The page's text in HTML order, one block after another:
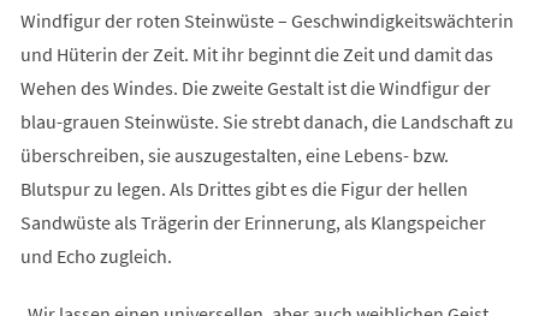
Windfigur der roten Steinwüste – Geschwindigkeitswächterin
und Hüterin der Zeit. Mit ihr beginnt die Zeit und damit das
Wehen des Windes. Die zweite Gestalt ist die Windfigur der
blau-grauen Steinwüste. Sie strebt danach, die Landschaft zu
überschreiben, sie auszugestalten, eine Lebens- bzw.
Blutspur zu legen. Als Drittes gibt es die Figur der hellen
Sandwüste als Trägerin der Erinnerung, als Klangspeicher
und Echo zugleich.